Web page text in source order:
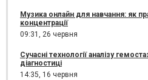
Музика онлайн для навчання: як
концентрації
09:31, 26 червня
Сучасні технології аналізу
діагностиці
14:35, 16 червня